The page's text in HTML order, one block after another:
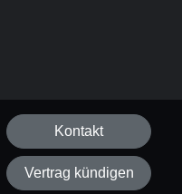
Kontakt
Vertrag kündigen